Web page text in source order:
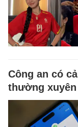
Công an có
thường